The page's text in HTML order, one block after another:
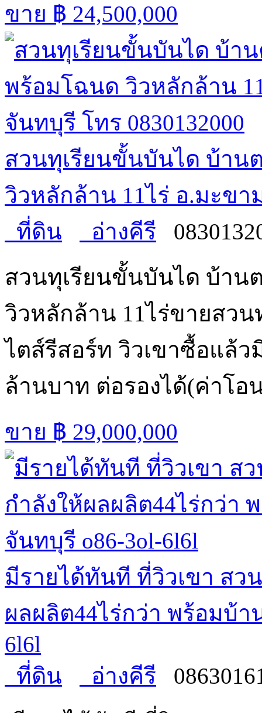
ขาย ฿ 24,500,000
สวนทุเรียนขั้นบันได บ้าน
วิวหลักล้าน 11ไร่ อ.มะขา
ที่ดิน
อ่างคีรี
สวนทุเรียนขั้นบันได บ้าน
วิวหลักล้าน 11ไร่ขายสวน
ไตส์รีสอร์ท วิวเขาซื้อแล้ว
ล้านบาท ต่อรองได้(ค่าโ
ขาย ฿ 29,000,000
มีรายได้ทันที ที่วิวเขา สว
ผลผลิต44ไร่กว่า พร้อมบ้
6l6l
ที่ดิน
อ่างคีรี